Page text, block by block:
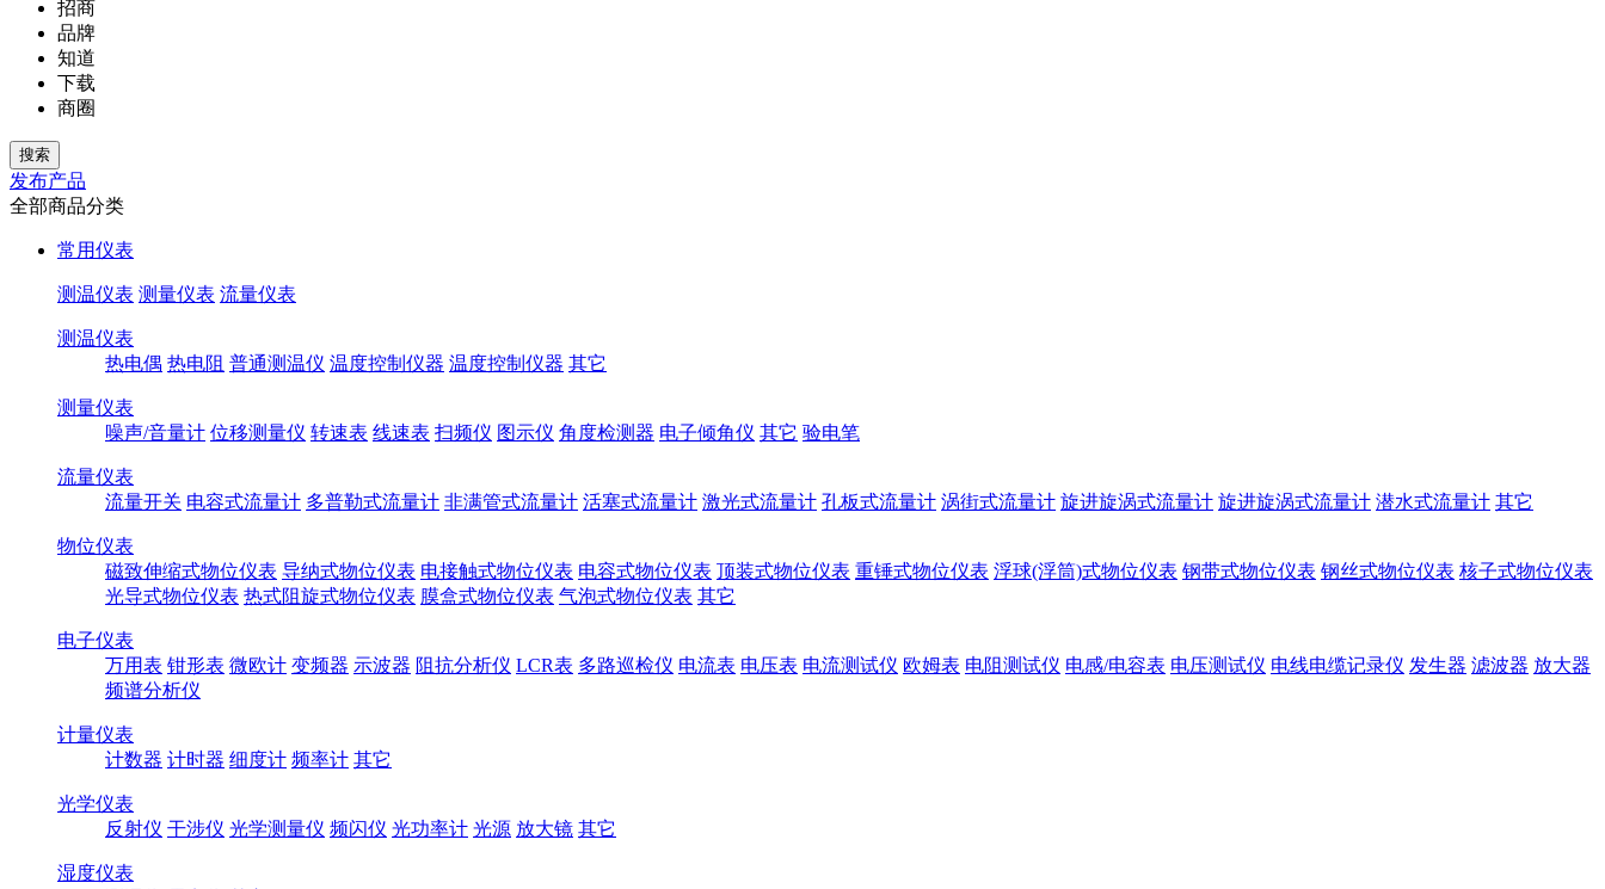
招商
品牌
知道
下载
商圈
发布产品
全部商品分类
常用仪表
测温仪表 测量仪表 流量仪表
测温仪表
热电偶 热电阻 普通测温仪 温度控制仪器 温度控制仪器 其它
测量仪表
噪声/音量计 位移测量仪 转速表 线速表 扫频仪 图示仪 角度检测器 电子倾角仪 其它 验电笔
流量仪表
流量开关 电容式流量计 多普勒式流量计 非满管式流量计 活塞式流量计 激光式流量计 孔板式流量计 涡街式流量计 旋进旋涡式流量计 旋进旋涡式流量计 潜水式流量计 其它
物位仪表
磁致伸缩式物位仪表 导纳式物位仪表 电接触式物位仪表 电容式物位仪表 顶装式物位仪表 重锤式物位仪表 浮球(浮筒)式物位仪表 钢带式物位仪表 钢丝式物位仪表 核子式物位仪表
光导式物位仪表 热式阻旋式物位仪表 膜盒式物位仪表 气泡式物位仪表 其它
电子仪表
万用表 钳形表 微欧计 变频器 示波器 阻抗分析仪 LCR表 多路巡检仪 电流表 电压表 电流测试仪 欧姆表 电阻测试仪 电感/电容表 电压测试仪 电线电缆记录仪 发生器 滤波器 放大器
频谱分析仪
计量仪表
计数器 计时器 细度计 频率计 其它
光学仪表
反射仪 干涉仪 光学测量仪 频闪仪 光功率计 光源 放大镜 其它
湿度仪表